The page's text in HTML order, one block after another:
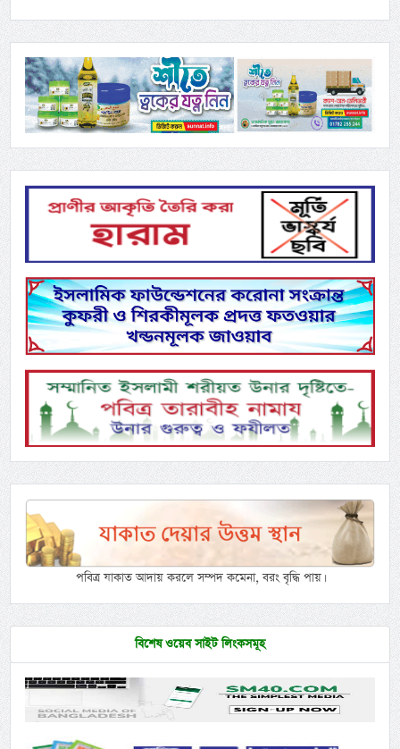
পবিত্র যাকাত আদায় করলে সম্পদ কমেনা, বরং বৃদ্ধি পায়।
বিশেষ ওয়েব সাইট লিংকসমূহ